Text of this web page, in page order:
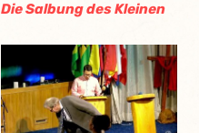
Die Salbung des Kleinen